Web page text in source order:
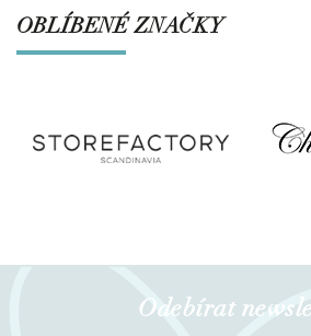
OBLÍBENÉ ZNAČKY
Odebírat